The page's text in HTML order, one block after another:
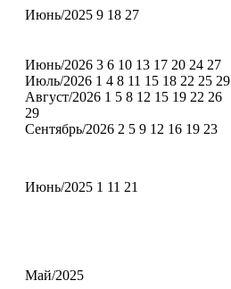
Июнь/2025 9 18 27
Июнь/2026 3 6 10 13 17 20 24 27
Июль/2026 1 4 8 11 15 18 22 25 29
Август/2026 1 5 8 12 15 19 22 26
29
Сентябрь/2026 2 5 9 12 16 19 23
Июнь/2025 1 11 21
Май/2025